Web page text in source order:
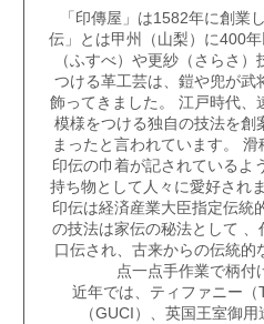
「 印傳屋 」は1582年に創業
伝 」とは甲州（山梨）に400
（ふすべ）や更紗（さらさ
つける革工芸は、鎧や兜が武
飾ってきました。 江戸時代、
模様をつける独自の技法を創
まったと言われています。
印伝の巾着が記されているよ
持ち物として人々に愛好され
印伝は経済産業大臣指定伝統
の技法は家伝の秘法として
口伝され、古来からの伝統的
点一点手作業で柄付
近年では、ティファニー（
（GUCI）、英国王室御